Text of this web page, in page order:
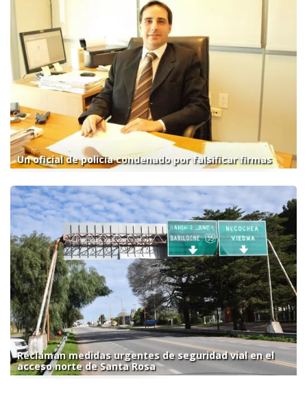
Un oficial de policía condenado por falsificar firmas
Reclaman medidas urgentes de seguridad vial en el
acceso norte de Santa Rosa